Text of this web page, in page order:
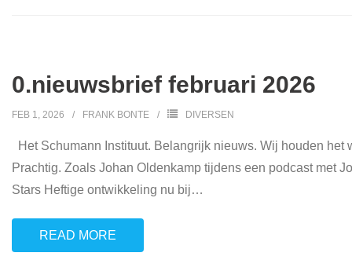
0.nieuwsbrief februari 2026
FEB 1, 2026 FRANK BONTE DIVERSEN
Het Schumann Instituut. Belangrijk nieuws. Wij houden
Prachtig. Zoals Johan Oldenkamp tijdens een podcast met
Stars Heftige ontwikkeling nu bij…
READ MORE